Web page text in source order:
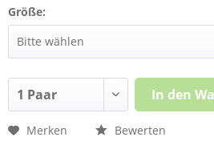
Größe:
In den
Merken Bewerten